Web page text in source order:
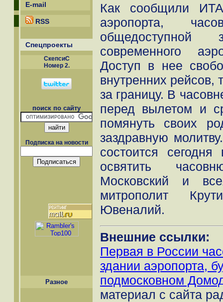
E-mail
RSS
Спецпроекты
СкепсиС
Номер 2.
поиск по сайту
Подписка на новости
Разное
Как сообщили
аэропорта,
современного
Доступ в нее
внутренних рейсов,
за границу. В
перед вылетом и
помянуть своих
заздравную
состоится
освятить
Московский и
митрополит
Ювеналий.
Внешние ссылки:
Первая в России
здании аэропорта,
подмосковном
материал с сайта